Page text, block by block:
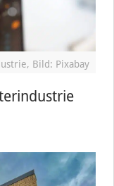
Bild: Pixabay